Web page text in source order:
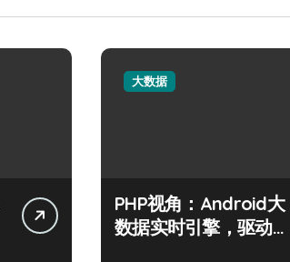
大数据
PHP视角：Android大
数据实时引擎，驱动科